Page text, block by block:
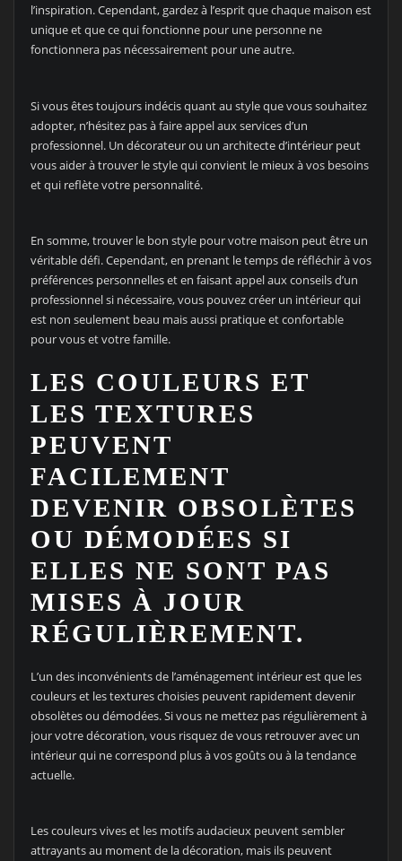
l’inspiration. Cependant, gardez à l’esprit que chaque maison est
unique et que ce qui fonctionne pour une personne ne
fonctionnera pas nécessairement pour une autre.
Si vous êtes toujours indécis quant au style que vous souhaitez
adopter, n’hésitez pas à faire appel aux services d’un
professionnel. Un décorateur ou un architecte d’intérieur peut
vous aider à trouver le style qui convient le mieux à vos besoins
et qui reflète votre personnalité.
En somme, trouver le bon style pour votre maison peut être un
véritable défi. Cependant, en prenant le temps de réfléchir à vos
préférences personnelles et en faisant appel aux conseils d’un
professionnel si nécessaire, vous pouvez créer un intérieur qui
est non seulement beau mais aussi pratique et confortable
pour vous et votre famille.
LES COULEURS ET
LES TEXTURES
PEUVENT
FACILEMENT
DEVENIR OBSOLÈTES
OU DÉMODÉES SI
ELLES NE SONT PAS
MISES À JOUR
RÉGULIÈREMENT.
L’un des inconvénients de l’aménagement intérieur est que les
couleurs et les textures choisies peuvent rapidement devenir
obsolètes ou démodées. Si vous ne mettez pas régulièrement à
jour votre décoration, vous risquez de vous retrouver avec un
intérieur qui ne correspond plus à vos goûts ou à la tendance
actuelle.
Les couleurs vives et les motifs audacieux peuvent sembler
attrayants au moment de la décoration, mais ils peuvent